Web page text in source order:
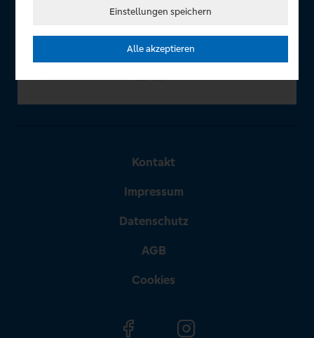
In Zusammenarbeit mit
Kontakt
Impressum
Datenschutz
AGB
Cookies
Einstellungen speichern
Alle akzeptieren